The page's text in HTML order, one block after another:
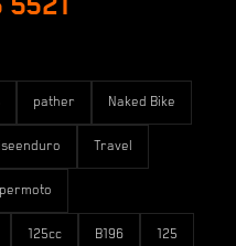
pather Naked Bike
Travel
125cc B196 125